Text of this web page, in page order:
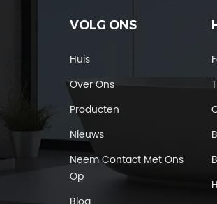
VOLG ONS
Huis
Over Ons
Producten
Nieuws
Neem Contact Met Ons
Op